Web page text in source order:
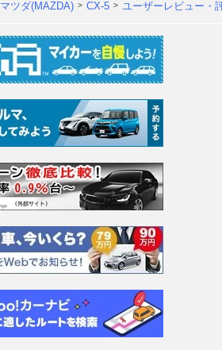
マツダ(MAZDA) CX-5 ユーザーレビュー・